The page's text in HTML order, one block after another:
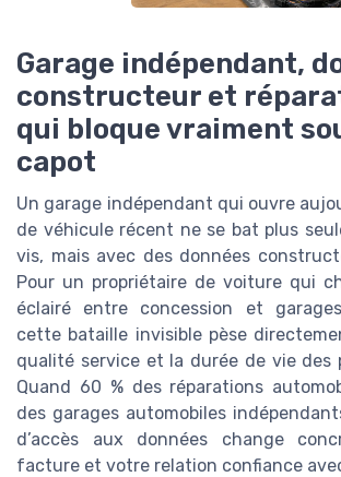
Garage indépendant,
constructeur et
qui bloque vraiment
capot
Un garage indépendant qui ouvre
de véhicule récent ne se bat plus
vis, mais avec des données
Pour un propriétaire de voiture qui
éclairé entre concession et
cette bataille invisible pèse
qualité service et la durée de vie des
Quand 60 % des réparations
des garages automobiles
d’accès aux données change
facture et votre relation confiance